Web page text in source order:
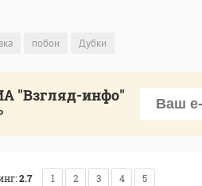
побои Дубки
"Взгляд-инфо"
2.7 1 2 3 4 5